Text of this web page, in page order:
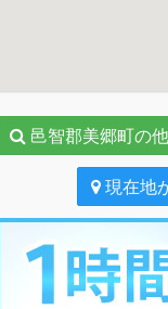
邑智郡美郷町の
現在地